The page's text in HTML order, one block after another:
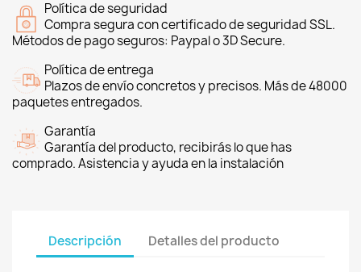
Política de seguridad
Compra segura con certificado de seguridad SSL.
Métodos de pago seguros: Paypal o 3D Secure.
Política de entrega
Plazos de envío concretos y precisos. Más de 48000
paquetes entregados.
Garantía
Garantía del producto, recibirás lo que has
comprado. Asistencia y ayuda en la instalación
Descripción Detalles del producto